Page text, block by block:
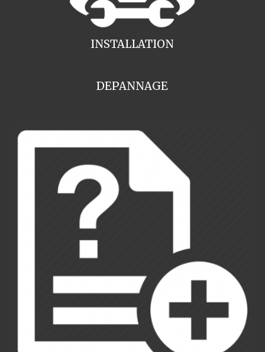
INSTALLATION
DEPANNAGE